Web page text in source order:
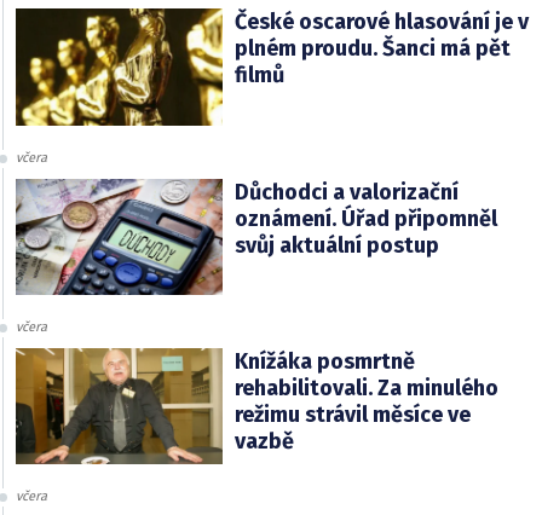
České oscarové hlasování je v
plném proudu. Šanci má pět
filmů
včera
Důchodci a valorizační
oznámení. Úřad připomněl
svůj aktuální postup
včera
Knížáka posmrtně
rehabilitovali. Za minulého
režimu strávil měsíce ve
vazbě
včera